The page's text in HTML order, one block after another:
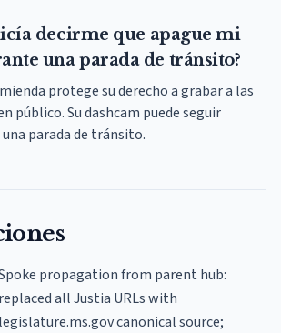
decirme que apague mi
una parada de tránsito?
protege su derecho a grabar a las
público. Su dashcam puede seguir
parada de tránsito.
propagation from parent hub:
replaced all Justia URLs with
legislature.ms.gov canonical source;